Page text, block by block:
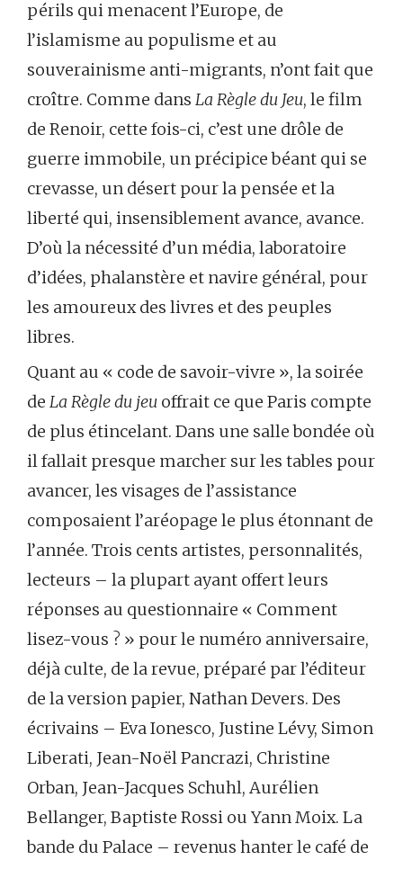
périls qui menacent l’Europe, de
l’islamisme au populisme et au
souverainisme anti-migrants, n’ont fait que
croître. Comme dans La Règle du Jeu, le film
de Renoir, cette fois-ci, c’est une drôle de
guerre immobile, un précipice béant qui se
crevasse, un désert pour la pensée et la
liberté qui, insensiblement avance, avance.
D’où la nécessité d’un média, laboratoire
d’idées, phalanstère et navire général, pour
les amoureux des livres et des peuples
libres.
Quant au « code de savoir-vivre », la soirée
de La Règle du jeu offrait ce que Paris compte
de plus étincelant. Dans une salle bondée où
il fallait presque marcher sur les tables pour
avancer, les visages de l’assistance
composaient l’aréopage le plus étonnant de
l’année. Trois cents artistes, personnalités,
lecteurs – la plupart ayant offert leurs
réponses au questionnaire « Comment
lisez-vous ? » pour le numéro anniversaire,
déjà culte, de la revue, préparé par l’éditeur
de la version papier, Nathan Devers. Des
écrivains – Eva Ionesco, Justine Lévy, Simon
Liberati, Jean-Noël Pancrazi, Christine
Orban, Jean-Jacques Schuhl, Aurélien
Bellanger, Baptiste Rossi ou Yann Moix. La
bande du Palace – revenus hanter le café de